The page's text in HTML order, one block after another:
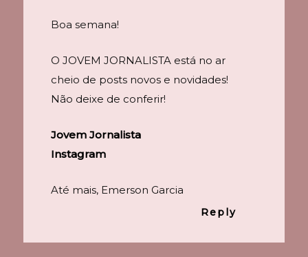
Boa semana!
O JOVEM JORNALISTA está no ar
cheio de posts novos e novidades!
Não deixe de conferir!
Jovem Jornalista
Instagram
Até mais, Emerson Garcia
Reply